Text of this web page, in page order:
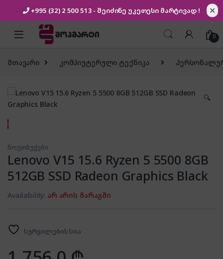
+995 (32) 2 500 513 - შეიძინე უკეთესი მარტივად ! ✕
Skip to navigation
Skip to content
0
მთავარი კომპიუტერული ტექნიკა
🔍
ნოუთბუქები
Lenovo V15 15.6 Ryzen 5 5500 8GB
512GB SSD Radeon Graphics Black
Availability: არ არის მარაგში
სურვილების სია